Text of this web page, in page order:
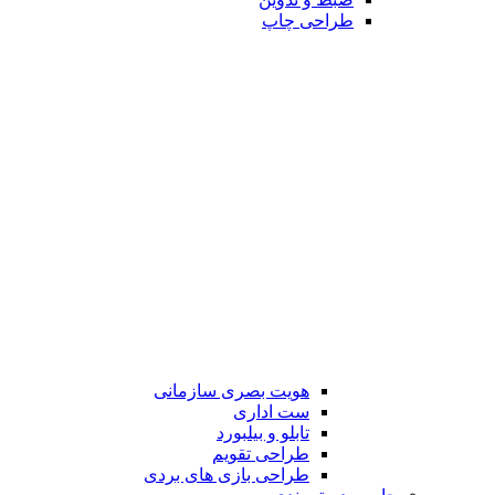
طراحی چاپ
هویت بصری سازمانی
ست اداری
تابلو و بیلبورد
طراحی تقویم
طراحی بازی های بردی